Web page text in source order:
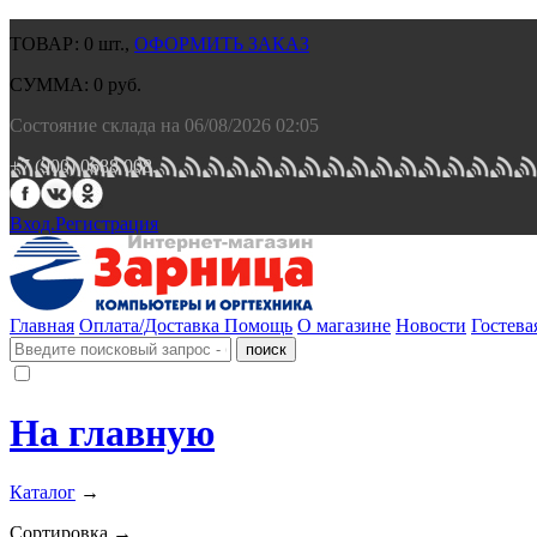
ТОВАР: 0 шт., ОФОРМИТЬ ЗАКАЗ
СУММА: 0 руб.
Состояние склада на 06/08/2026 02:05
+7 (900) 0688 008.
Вход.Регистрация
Главная Оплата/Доставка Помощь О магазине Новости
На главную
Каталог →
Сортировка →